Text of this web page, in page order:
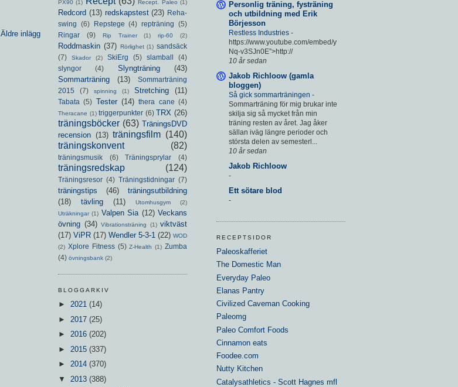
Äldre inlägg
Personlig träning, fysträning
och utbildning med Erik
Börjesson
Restless Industries -
https://www.youtube.com/embed/y
Nq-v3SJn0E”>http://
10 år sedan
Jakob Richloow (gamla
bloggen)
Så gick sommarträningen -
Sommarträning för mig brukar inte
skilja sig så mycket från min
träning resten av året. Jag åker
sällan iväg längre perioder och
största delen av semesterl...
10 år sedan
Jakob Richloow
-
Ett sötare blod
-
RECEPTSIDOR
Paleoskafferiet
The Domestic Man
Everyday Paleo
Elanas Pantry
Civilized Caveman Cooking
Paleomg
Paleo Comfort Foods
Cinnamon eats
Foodee.com
Nutty Kitchen
Catalysathletics - Scott Hagnes mfl
PX90 (1) Recept. Paleo (1)
Redcord (13) redskapstest (23) Reha-
swing
(6) Repstege (4) repträning
(5)
Ringar
(9) Rip Trainer (1) rip-60 (2)
Roddmaskin (37) Rörlighet (1) sandsäck
(7)
Skador (2) SkiErg (5) slamball
(4)
slyngor
(4) Slyngträning
(43)
Sommarträning
(13)
Sommarträning
2015
(7) spinning (1) Stretching (11)
Tabata (5) Tester (14) thera cane (4)
Theracane (1) triggerpunkter (6) TRX (26)
träningsböcker (63) TräningsDVD
recension (13) träningsfilm (140)
träningskonvent
(82)
träningsmusik (6) Träningsprylar (4)
träningsredskap (124)
Träningsresor (4) Träningstidningar (7)
träningstips (46)
träningsutbildning
(18)
tävling (11) Utomhusgym
(2)
Uträkningar (1) Valpen Sia (12) Veckans
övning (34) Vibrationsträning (1) viktväst
(17) ViPR (17) Wendler 5-3-1 (22) WOD
(2) Xplore Fitness (5) Z-Health (1) Zumba
(4) övningsbank (2)
BLOGGARKIV
► 2021 (14)
► 2017 (25)
► 2016 (202)
► 2015 (337)
► 2014 (370)
▼ 2013 (388)